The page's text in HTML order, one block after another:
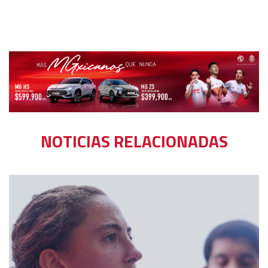
NOTICIAS RELACIONADAS